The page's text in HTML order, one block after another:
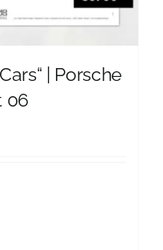
| Porsche
06